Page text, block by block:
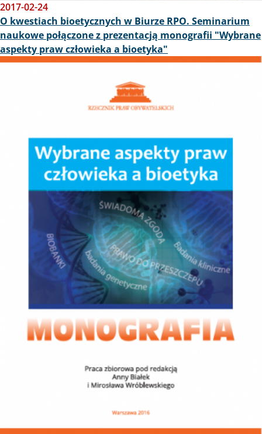
2017-02-24
O kwestiach bioetycznych w Biurze RPO. Seminarium
naukowe połączone z prezentacją monografii "Wybrane
aspekty praw człowieka a bioetyka"
Obraz